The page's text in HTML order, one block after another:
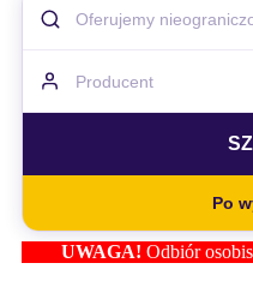
Po
UWAGA!Odbiór osobisty